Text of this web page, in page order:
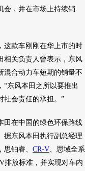
会，并在市场上持续销
款车刚刚在华上市的时
相关负责人曾表示， 东风
混合动力车短期的销量不
“东风本田 之所以要推出
社会责任的承担。”
田 在中国的绿色环保路线
据东风本田 执行副总经理
思铂睿 CR-V 思域全系
排放标准，并实现对车内